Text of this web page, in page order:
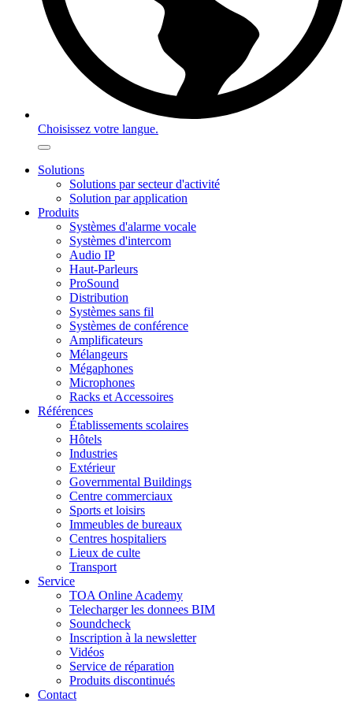
Choisissez votre langue.
Solutions
Solutions par secteur d'activité
Solution par application
Produits
Systèmes d'alarme vocale
Systèmes d'intercom
Audio IP
Haut-Parleurs
ProSound
Distribution
Systèmes sans fil
Systèmes de conférence
Amplificateurs
Mélangeurs
Mégaphones
Microphones
Racks et Accessoires
Références
Établissements scolaires
Hôtels
Industries
Extérieur
Governmental Buildings
Centre commerciaux
Sports et loisirs
Immeubles de bureaux
Centres hospitaliers
Lieux de culte
Transport
Service
TOA Online Academy
Telecharger les donnees BIM
Soundcheck
Inscription à la newsletter
Vidéos
Service de réparation
Produits discontinués
Contact